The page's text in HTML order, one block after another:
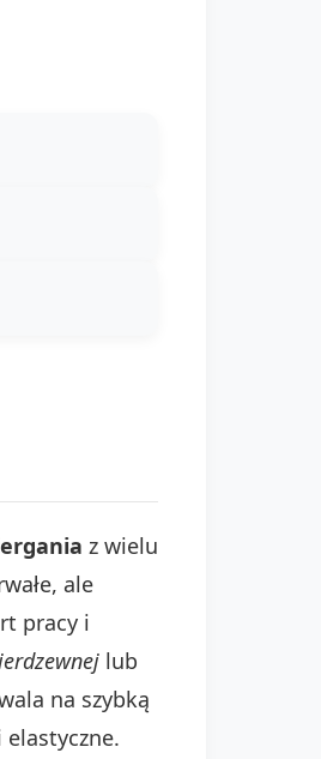
z wielu
ale
pracy i
lub
na szybką